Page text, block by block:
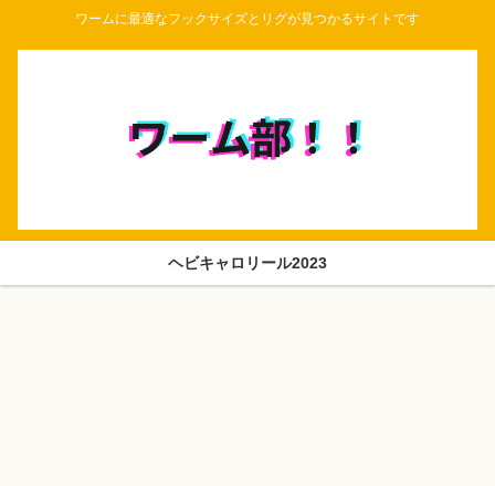
ワームに最適なフックサイズとリグが見つかるサイトです
ヘビキャロリール2023